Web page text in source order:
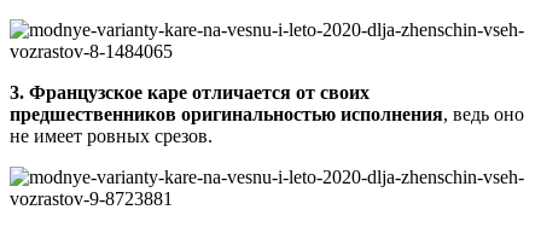
3. Французское каре отличается от своих
предшественников оригинальностью исполнения, ведь оно
не имеет ровных срезов.